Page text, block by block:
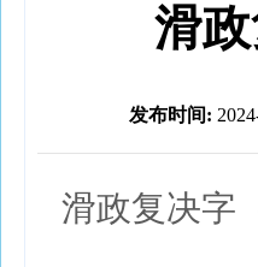
滑
发布时间:
滑政复决字